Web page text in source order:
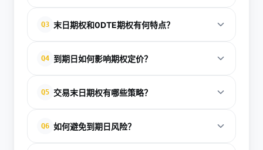
到期日</strong>时，期货价格向现货收敛，交易量和
纵结算价。现金结算机制放大这些互动，现货深度和
偏离平均，Gamma效应突出。交易者可利用此效应构
Q3 末日期权和0DTE期权有何特点？
狭义当日到期，广义当周。0DTE（零日到期）交易日
靠内在价值，Gamma无限放大价格敏感性。适合日内
险在于快速衰减和极端震荡，常推升VIX指数。交易者
Q4 到期日如何影响期权定价？
变量，时间T越短，Theta衰减越快，期权费趋近内在
率更高。交易者通过Greeks监控，调整Delta中性仓
Q5 交易末日期权有哪些策略？
期权收Theta，买入平值捕捉Delta加速。0DTE适合波
Q6 如何避免到期日风险？